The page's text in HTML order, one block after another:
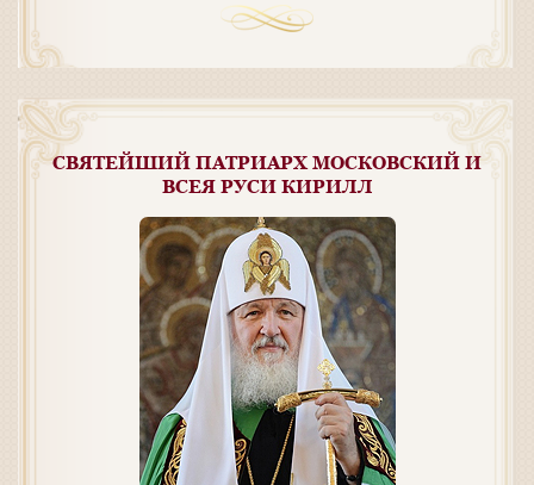
СВЯТЕЙШИЙ ПАТРИАРХ МОСКОВСКИЙ И
ВСЕЯ РУСИ КИРИЛЛ